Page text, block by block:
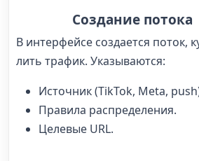
Создание потока
В интерфейсе создается поток,
лить трафик. Указываются:
Источник (TikTok, Meta,
Правила распределения.
Целевые URL.